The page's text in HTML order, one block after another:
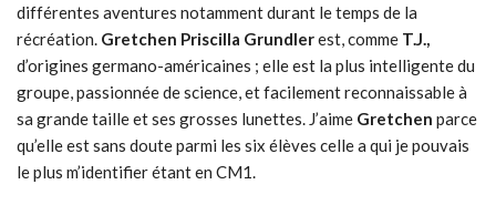
différentes aventures notamment durant le temps de la
récréation. Gretchen Priscilla Grundlerest, comme T.J.,
d’origines germano-américaines ; elle est la plus intelligente du
groupe, passionnée de science, et facilement reconnaissable à
sa grande taille et ses grosses lunettes. J’aime Gretchen parce
qu’elle est sans doute parmi les six élèves celle a qui je pouvais
le plus m’identifier étant en CM1.